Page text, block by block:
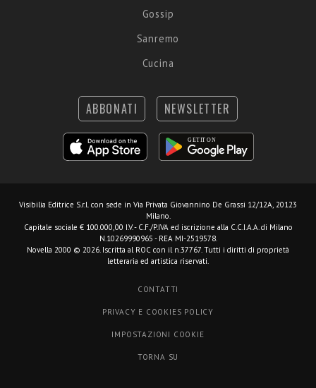
Gossip
Sanremo
Cucina
ABBONATI NEWSLETTER
Visibilia Editrice S.r.l. con sede in Via Privata Giovannino De Grassi 12/12A, 20123
Milano.
Capitale sociale € 100.000,00 I.V. - C.F./P.IVA ed iscrizione alla C.C.I.A.A. di Milano
N.10269990965 - REA MI-2519578.
Novella 2000 © 2026. Iscritta al ROC con il n.37767. Tutti i diritti di proprietà
letteraria ed artistica riservati.
CONTATTI
PRIVACY E COOKIES POLICY
IMPOSTAZIONI COOKIE
TORNA SU